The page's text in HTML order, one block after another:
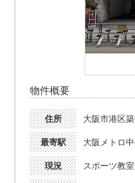
物件概要
住所 大阪市港区築
最寄駅 大阪メトロ
現況 スポーツ教室